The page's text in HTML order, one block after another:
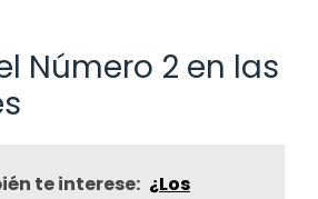
Número 2 en las
te interese: ¿Los